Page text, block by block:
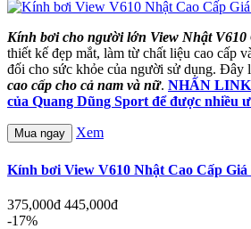
Kính bơi cho người lớn View Nhật V610
thiết kế đẹp mắt, làm từ chất liệu cao cấp
đối cho sức khỏe của người sử dụng. Đây
cao cấp cho cả nam và nữ. NHẤN LINK
của Quang Dũng Sport để được nhiều
Mua ngay Xem
Kính bơi View V610 Nhật Cao Cấp
375,000đ 445,000đ
-17%